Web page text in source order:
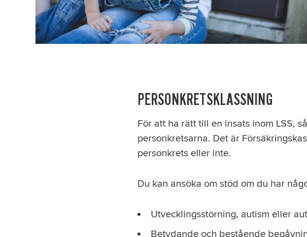
PERSONKRETSKLASSNING
För att ha rätt till en insats inom LSS,
personkretsarna. Det är
personkrets eller inte.
Du kan ansöka om stöd om du har
Utvecklingsstörning, autism eller
Betydande och bestående